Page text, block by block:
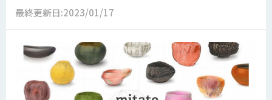
最終更新日:2023/01/17